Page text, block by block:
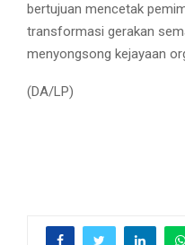
bertujuan mencetak
transformasi gerakan
menyongsong kejayaan
(DA/LP)